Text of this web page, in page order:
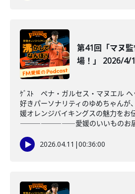
第41回「マヌ
場！」 2026/4/
ｹﾞｽﾄ ペナ・ガルセス・マヌエル ヘ
好きパーソナリティのゆめちゃんが
媛オレンジバイキングスの魅力をお
――――――――愛媛のいいものお届
2026.04.11 |00:36:00